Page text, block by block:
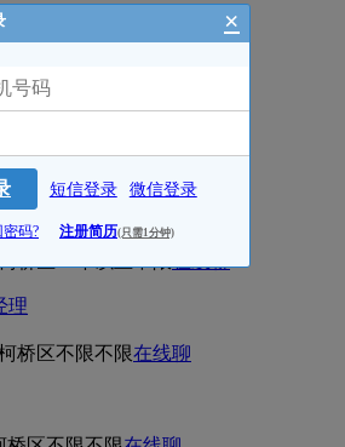
理
桥区不限不限在线聊
×
短信登录 微信登录
码? 注册简历(只需1分钟)